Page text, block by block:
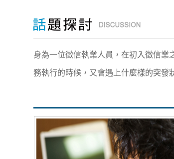
身為一位徵信執業人員，在初入徵信業
務執行的時候，又會遇上什麼樣的突發